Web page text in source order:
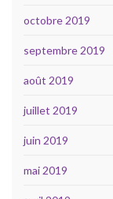
octobre 2019
septembre 2019
août 2019
juillet 2019
juin 2019
mai 2019